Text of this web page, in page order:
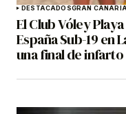
DESTACADOSGRAN CANARIA
El Club Vóley
España Sub-19 en
una final de infarto